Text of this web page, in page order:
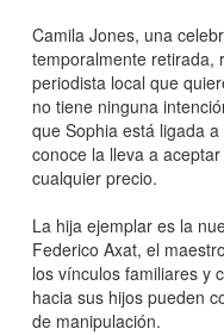
Camila Jones, una
temporalmente retirada,
periodista local que
no tiene ninguna
que Sophia está ligada
conoce la lleva a
cualquier precio.
La hija ejemplar es la
Federico Axat, el
los vínculos familiares y
hacia sus hijos pueden
de manipulación.